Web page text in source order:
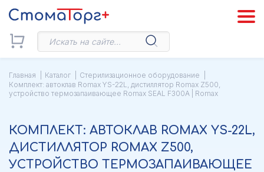
Главная Каталог
Стерилизационное оборудование
Комплект: автоклав Romax YS-22L, дистиллятор Romax Z500,
устройство термозапаивающее Romax SEAL F300А | Romax
КОМПЛЕКТ: АВТОКЛАВ ROMAX YS-22L,
ДИСТИЛЛЯТОР ROMAX Z500,
УСТРОЙСТВО ТЕРМОЗАПАИВАЮЩЕЕ